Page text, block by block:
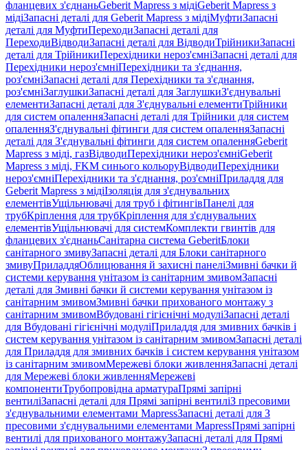
фланцевих з'єднаньGeberit Mapress з мідіGeberit Mapress з
мідіЗапасні деталі для Geberit Mapress з мідіМуфтиЗапасні
деталі для МуфтиПереходиЗапасні деталі для
ПереходиВідводиЗапасні деталі для ВідводиТрійникиЗапасні
деталі для ТрійникиПерехідники нероз'ємніЗапасні деталі для
Перехідники нероз'ємніПерехідники та з'єднання,
роз'ємніЗапасні деталі для Перехідники та з'єднання,
роз'ємніЗаглушкиЗапасні деталі для ЗаглушкиЗ'єднувальні
елементиЗапасні деталі для З'єднувальні елементиТрійники
для систем опаленняЗапасні деталі для Трійники для систем
опаленняЗ'єднувальні фітинги для систем опаленняЗапасні
деталі для З'єднувальні фітинги для систем опаленняGeberit
Mapress з міді, газВідводиПерехідники нероз'ємніGeberit
Mapress з міді, FKM синього кольоруВідводиПерехідники
нероз'ємніПерехідники та з'єднання, роз'ємніПриладдя для
Geberit Mapress з мідіІзоляція для з'єднувальних
елементівУщільнювачі для труб і фітингівПанелі для
трубКріплення для трубКріплення для з'єднувальних
елементівУщільнювачі для системКомплекти гвинтів для
фланцевих з'єднаньСанітарна система GeberitБлоки
санітарного змивуЗапасні деталі для Блоки санітарного
змивуПриладдяОблицювання й захисні панеліЗмивні бачки й
системи керування унітазом із санітарним змивомЗапасні
деталі для Змивні бачки й системи керування унітазом із
санітарним змивомЗмивні бачки прихованого монтажу з
санітарним змивомВбудовані гігієнічні модуліЗапасні деталі
для Вбудовані гігієнічні модуліПриладдя для змивних бачків і
систем керування унітазом із санітарним змивомЗапасні деталі
для Приладдя для змивних бачків і систем керування унітазом
із санітарним змивомМережеві блоки живленняЗапасні деталі
для Мережеві блоки живленняМережеві
компонентиТрубопровідна арматураПрямі запірні
вентиліЗапасні деталі для Прямі запірні вентиліЗ пресовими
з'єднувальними елементами MapressЗапасні деталі для З
пресовими з'єднувальними елементами MapressПрямі запірні
вентилі для прихованого монтажуЗапасні деталі для Прямі